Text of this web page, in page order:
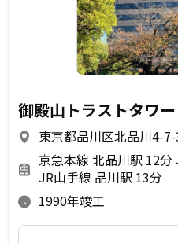
御殿山トラストタワー
東京都品川区北品川4-
京急本線 北品川駅 12分
JR山手線 品川駅 13分
1990年竣工